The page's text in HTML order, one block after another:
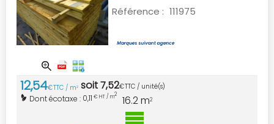
Référence : 111975
12,54€TTC / m2 soit7,52€TTC / unité(s)
Dont écotaxe : 0,11 € HT / m2 16.2m2